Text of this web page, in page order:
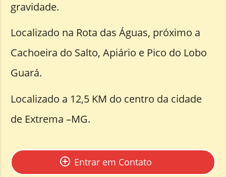
gravidade.
Localizado na Rota das Águas, próximo a
Cachoeira do Salto, Apiário e Pico do Lobo
Guará.
Localizado a 12,5 KM do centro da cidade
de Extrema –MG.
add_circle_outline Entrar em Contato